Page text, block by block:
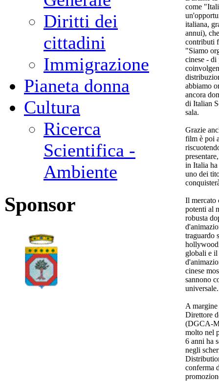
Diritti dei
cittadini
Immigrazione
Pianeta donna
Cultura
Ricerca
Scientifica -
Ambiente
Sponsor
come
italiana,
annui),
contributi
"Siamo
cinese - di
abbiamo
ancora
di Italian
sala.
Grazie
film è poi
in Italia
uno dei
Il mercato
potenti al
robusta
traguardo
globali e il
cinese
sannono
universale.
A
Direttore
(DGCA-
molto nel
6 anni ha
negli
conferma